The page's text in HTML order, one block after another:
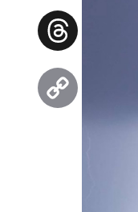
Facebook
Threads